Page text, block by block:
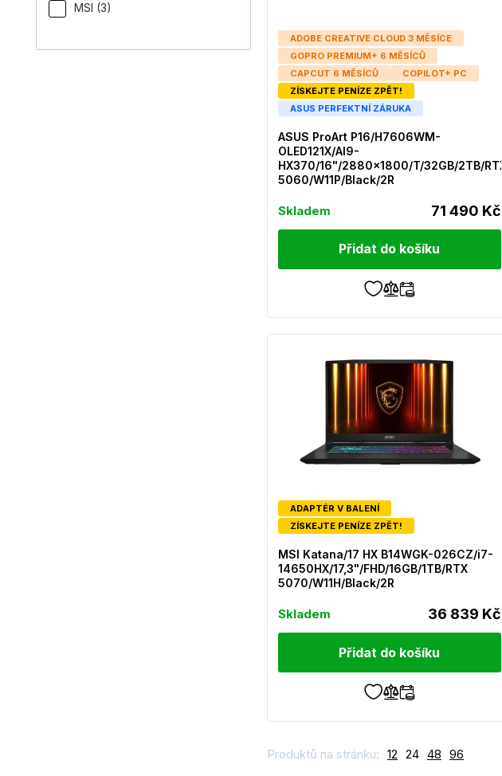
MSI (3)
ADOBE CREATIVE CLOUD 3 MĚSÍCE
GOPRO PREMIUM+ 6 MĚSÍCŮ
CAPCUT 6 MĚSÍCŮ
COPILOT+ PC
ZÍSKEJTE PENÍZE ZPĚT!
ASUS PERFEKTNÍ ZÁRUKA
ASUS ProArt P16/H7606WM-
OLED121X/AI9-
HX370/16"/2880x1800/T/32GB/2TB/RTX
5060/W11P/Black/2R
Skladem 71 490 Kč
Přidat do košíku
ADAPTÉR V BALENÍ
ZÍSKEJTE PENÍZE ZPĚT!
MSI Katana/17 HX B14WGK-026CZ/i7-
14650HX/17,3"/FHD/16GB/1TB/RTX
5070/W11H/Black/2R
Skladem 36 839 Kč
Přidat do košíku
Produktů na stránku: 12 24 48 96